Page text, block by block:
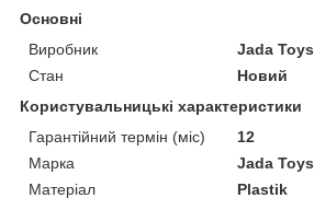
Основні
Виробник
Jada Toys
Стан
Новий
Користувальницькі характеристики
Гарантійний термін (міс)
12
Марка
Jada Toys
Матеріал
Plastik